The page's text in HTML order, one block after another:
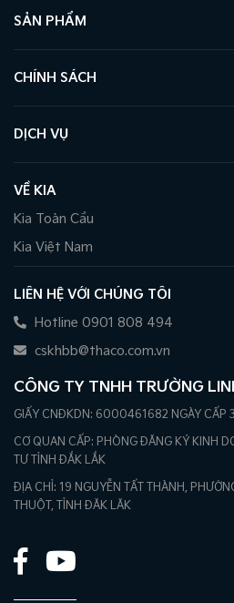
SẢN PHẨM
CHÍNH SÁCH
DỊCH VỤ
VỀ KIA
Kia Toàn Cầu
Kia Việt Nam
LIÊN HỆ VỚI CHÚNG TÔI
Hotline 0901 808 494
cskhbb@thaco.com.vn
CÔNG TY TNHH TRƯỜNG
GIẤY CNĐKDN: 6000461682 NGÀY CẤP
CƠ QUAN CẤP: PHÒNG ĐĂNG KÝ KINH
TƯ TỈNH ĐẮK LẮK
ĐỊA CHỈ: 19 NGUYỄN TẤT THÀNH,
THUỘT, TỈNH ĐĂK LĂK